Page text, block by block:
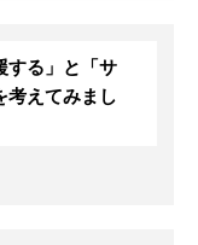
する」と「サ
考えてみまし